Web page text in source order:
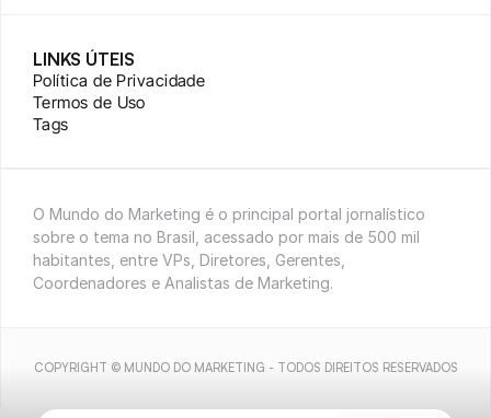
LINKS ÚTEIS
Política de Privacidade
Termos de Uso
Tags
O Mundo do Marketing é o principal portal jornalístico
sobre o tema no Brasil, acessado por mais de 500 mil
habitantes, entre VPs, Diretores, Gerentes,
Coordenadores e Analistas de Marketing.
COPYRIGHT © MUNDO DO MARKETING - TODOS DIREITOS RESERVADOS